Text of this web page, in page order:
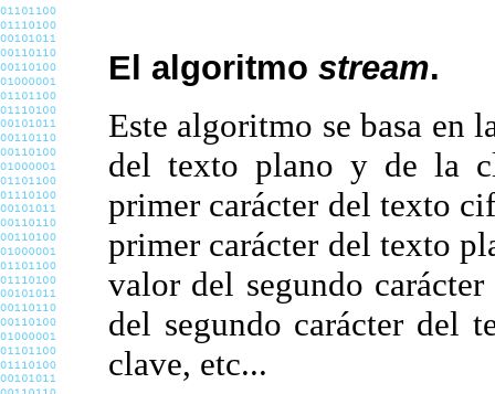
El algoritmo stream.
Este algoritmo se basa en
del texto plano y de la
primer carácter del texto
primer carácter del texto
valor del segundo
del segundo carácter del
clave, etc...